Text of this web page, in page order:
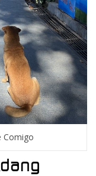
Comigo